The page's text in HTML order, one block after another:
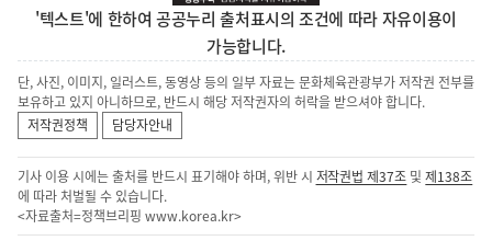
'텍스트'에 한하여 공공누리 출처표시의 조건에 따라 자유이용이
가능합니다.
단, 사진, 이미지, 일러스트, 동영상 등의 일부 자료는 문화체육관광부가 저작권 전부를
보유하고 있지 아니하므로, 반드시 해당 저작권자의 허락을 받으셔야 합니다.
저작권정책
담당자안내
기사 이용 시에는 출처를 반드시 표기해야 하며, 위반 시 저작권법 제37조 및제138조
에 따라 처벌될 수 있습니다.
<자료출처=정책브리핑 www.korea.kr>